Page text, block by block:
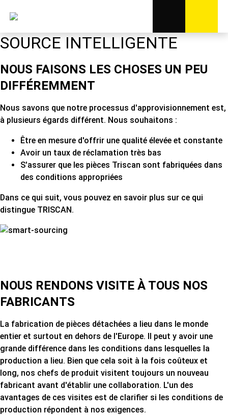
SOURCE INTELLIGENTE
NOUS FAISONS LES CHOSES UN PEU
DIFFÉREMMENT
Nous savons que notre processus d'approvisionnement est,
à plusieurs égards différent. Nous souhaitons :
Être en mesure d'offrir une qualité élevée et constante
Avoir un taux de réclamation très bas
S'assurer que les pièces Triscan sont fabriquées dans
des conditions appropriées
Dans ce qui suit, vous pouvez en savoir plus sur ce qui
distingue TRISCAN.
NOUS RENDONS VISITE À TOUS NOS
FABRICANTS
La fabrication de pièces détachées a lieu dans le monde
entier et surtout en dehors de l'Europe. Il peut y avoir une
grande différence dans les conditions dans lesquelles la
production a lieu. Bien que cela soit à la fois coûteux et
long, nos chefs de produit visitent toujours un nouveau
fabricant avant d'établir une collaboration. L'un des
avantages de ces visites est de clarifier si les conditions de
production répondent à nos exigences.